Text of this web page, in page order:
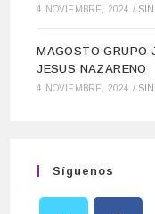
4 NOVIEMBRE, 2024 /
MAGOSTO GRUPO
JESUS NAZARENO
4 NOVIEMBRE, 2024 /
Síguenos